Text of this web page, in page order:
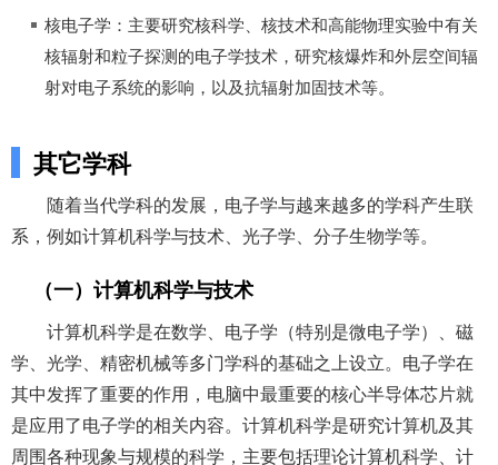
核电子学：主要研究核科学、核技术和高能物理实验中有关
核辐射和粒子探测的电子学技术，研究核爆炸和外层空间辐
射对电子系统的影响，以及抗辐射加固技术等。
其它学科
随着当代学科的发展，电子学与越来越多的学科产生联
系，例如计算机科学与技术、光子学、分子生物学等。
（一）计算机科学与技术
计算机科学是在数学、电子学（特别是微电子学）、磁
学、光学、精密机械等多门学科的基础之上设立。电子学在
其中发挥了重要的作用，电脑中最重要的核心半导体芯片就
是应用了电子学的相关内容。计算机科学是研究计算机及其
周围各种现象与规模的科学，主要包括理论计算机科学、计